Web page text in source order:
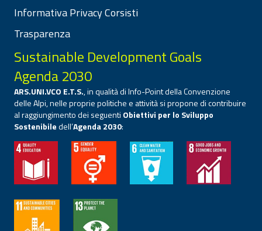
Informativa Privacy Corsisti
Trasparenza
Sustainable Development Goals
Agenda 2030
ARS.UNI.VCO E.T.S., in qualità di Info-Point della Convenzione
delle Alpi, nelle proprie politiche e attività si propone di contribuire
al raggiungimento dei seguenti Obiettivi per lo Sviluppo
Sostenibiledell’Agenda 2030: